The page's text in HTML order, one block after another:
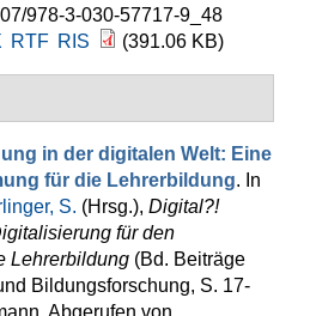
978-3-030-57717-9_48
RTF RIS (391.06 KB)
in der digitalen Welt: Eine
für die Lehrerbildung. In
S. (Hrsg.), Digital?!
für den
Lehrerbildung (Bd. Beiträge
Bildungsforschung, S. 17-
Abgerufen von